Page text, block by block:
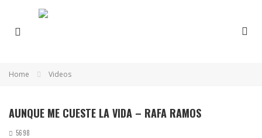
Home Videos
AUNQUE ME CUESTE LA VIDA – RAFA RAMOS
5698